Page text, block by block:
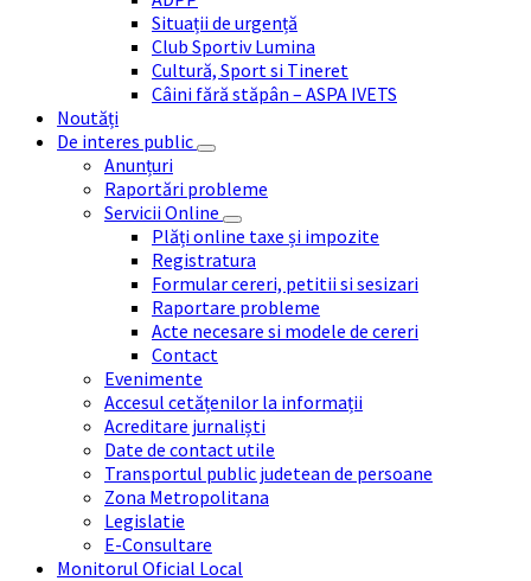
Situații de urgență
Club Sportiv Lumina
Cultură, Sport si Tineret
Câini fără stăpân – ASPA IVETS
Noutăți
De interes public
Anunțuri
Raportări probleme
Servicii Online
Plăți online taxe și impozite
Registratura
Formular cereri, petitii si sesizari
Raportare probleme
Acte necesare si modele de cereri
Contact
Evenimente
Accesul cetățenilor la informații
Acreditare jurnaliști
Date de contact utile
Transportul public judetean de persoane
Zona Metropolitana
Legislatie
E-Consultare
Monitorul Oficial Local